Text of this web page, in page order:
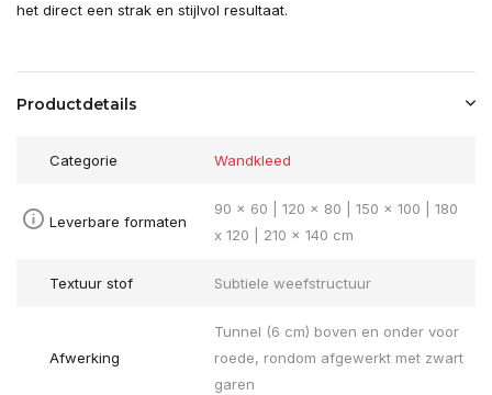
het direct een strak en stijlvol resultaat.
Productdetails
Categorie Wandkleed
Leverbare formaten
90 x 60 | 120 x 80 | 150 x 100 | 180
x 120 | 210 x 140 cm
Textuur stof Subtiele weefstructuur
Afwerking
Tunnel (6 cm) boven en onder voor
roede, rondom afgewerkt met zwart
garen